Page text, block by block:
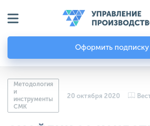
Оформить подписку
Методология
и
инструменты
СМК
20 октября 2020